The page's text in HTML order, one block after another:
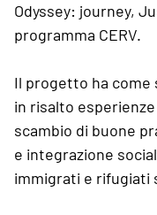
Odyssey: journey,
programma CERV.
Il progetto ha
in risalto
scambio di buone
e integrazione
immigrati e